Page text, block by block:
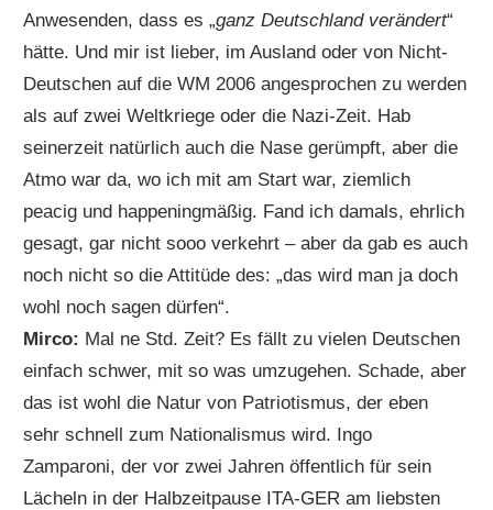
Anwesenden, dass es „ganz Deutschland verändert“
hätte. Und mir ist lieber, im Ausland oder von Nicht-
Deutschen auf die WM 2006 angesprochen zu werden
als auf zwei Weltkriege oder die Nazi-Zeit. Hab
seinerzeit natürlich auch die Nase gerümpft, aber die
Atmo war da, wo ich mit am Start war, ziemlich
peacig und happeningmäßig. Fand ich damals, ehrlich
gesagt, gar nicht sooo verkehrt – aber da gab es auch
noch nicht so die Attitüde des: „das wird man ja doch
wohl noch sagen dürfen“.
Mirco: Mal ne Std. Zeit? Es fällt zu vielen Deutschen
einfach schwer, mit so was umzugehen. Schade, aber
das ist wohl die Natur von Patriotismus, der eben
sehr schnell zum Nationalismus wird. Ingo
Zamparoni, der vor zwei Jahren öffentlich für sein
Lächeln in der Halbzeitpause ITA-GER am liebsten